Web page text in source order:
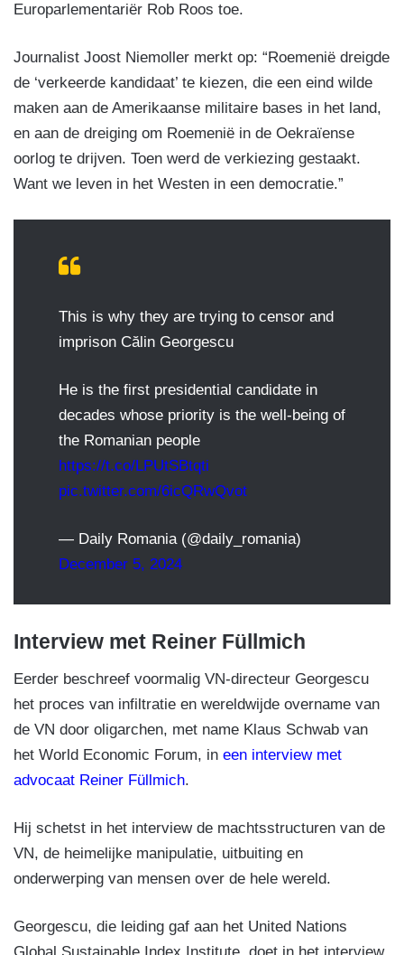
Europarlementariër Rob Roos toe.
Journalist Joost Niemoller merkt op: “Roemenië dreigde
de ‘verkeerde kandidaat’ te kiezen, die een eind wilde
maken aan de Amerikaanse militaire bases in het land,
en aan de dreiging om Roemenië in de Oekraïense
oorlog te drijven. Toen werd de verkiezing gestaakt.
Want we leven in het Westen in een democratie.”
This is why they are trying to censor and
imprison Călin Georgescu
He is the first presidential candidate in
decades whose priority is the well-being of
the Romanian people
https://t.co/LPUtSBtqti
pic.twitter.com/6icQRwQvot
— Daily Romania (@daily_romania)
December 5, 2024
Interview met Reiner Füllmich
Eerder beschreef voormalig VN-directeur Georgescu
het proces van infiltratie en wereldwijde overname van
de VN door oligarchen, met name Klaus Schwab van
het World Economic Forum, in een interview met
advocaat Reiner Füllmich.
Hij schetst in het interview de machtsstructuren van de
VN, de heimelijke manipulatie, uitbuiting en
onderwerping van mensen over de hele wereld.
Georgescu, die leiding gaf aan het United Nations